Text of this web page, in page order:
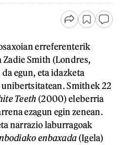
erreferenterik
Smith (Londres,
egun, eta idazketa
Smithek 22
Teeth (2000) eleberria
ezagun egin zenean.
narrazio laburragoak
enbaxada (Igela)